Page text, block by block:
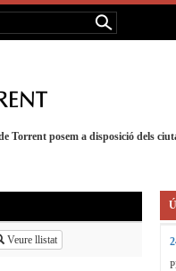
posem a disposició dels
Veure llistat